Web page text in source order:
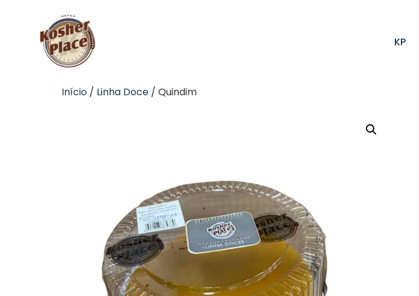
KP
Início / Linha Doce / Quindim